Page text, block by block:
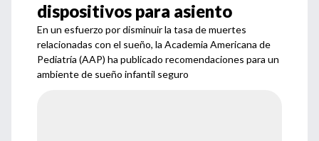
dispositivos para asiento
En un esfuerzo por disminuir la tasa de muertes
relacionadas con el sueño, la Academia Americana de
Pediatría (AAP) ha publicado recomendaciones para un
ambiente de sueño infantil seguro